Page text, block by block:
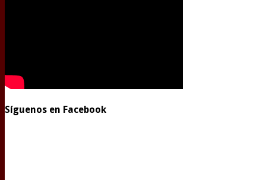
Síguenos en Facebook